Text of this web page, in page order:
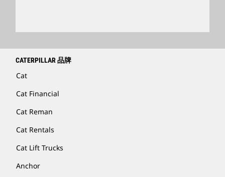
CATERPILLAR 品牌
Cat
Cat Financial
Cat Reman
Cat Rentals
Cat Lift Trucks
Anchor